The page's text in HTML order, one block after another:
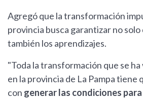
Agregó que la transformación
provincia busca garantizar no solo
también los aprendizajes.
"Toda la transformación que se
en la provincia de La Pampa tiene
con generar las condiciones